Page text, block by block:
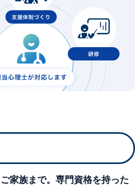
家族まで。専門資格を持った